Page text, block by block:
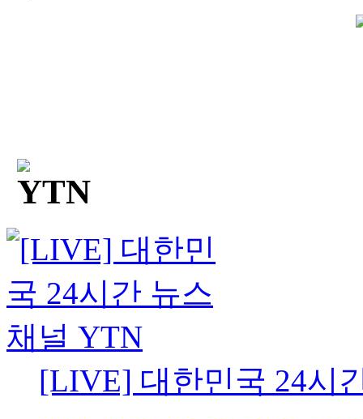
[LIVE] 대한민국 24시